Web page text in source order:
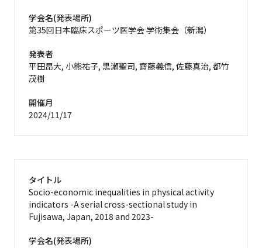
学会名(発表場所)
第35回日本臨床スポーツ医学会 学術集会（新潟）
発表者
平田昂大, 小熊祐子, 黒瀬聖司, 齋藤義信, 佐藤真治, 都竹
茂樹
開催月
2024/11/17
タイトル
Socio-economic inequalities in physical activity
indicators -A serial cross-sectional study in
Fujisawa, Japan, 2018 and 2023-
学会名(発表場所)